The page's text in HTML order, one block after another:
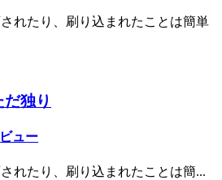
れたり、刷り込まれたことは簡単
独り
ュー
れたり、刷り込まれたことは簡...